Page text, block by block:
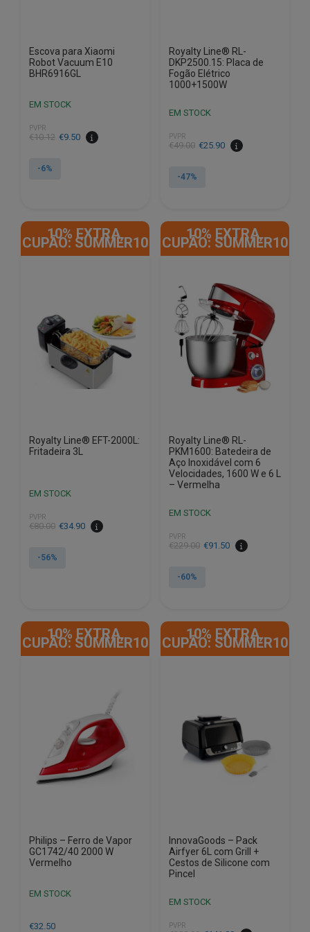
Escova para Xiaomi
Robot Vacuum E10
BHR6916GL
EM STOCK
PVPR
€10.12
O
original
€9.50
O
atual
-6%
Royalty Line® RL-
DKP2500.15: Placa de
Fogão Elétrico
1000+1500W
EM STOCK
PVPR
€49.00
O
original
€25.90
O
atual
-47%
10% EXTRA,
CUPÃO: SUMMER10
Royalty Line® EFT-2000L:
Fritadeira 3L
EM STOCK
PVPR
€80.00
O
original
€34.90
O
atual
-56%
10% EXTRA,
CUPÃO: SUMMER10
Royalty Line® RL-
PKM1600: Batedeira de
Aço Inoxidável com 6
Velocidades, 1600 W e 6 L
– Vermelha
EM STOCK
PVPR
€229.00
O
original
€91.50
O
atual
-60%
10% EXTRA,
CUPÃO: SUMMER10
Philips – Ferro de Vapor
GC1742/40 2000 W
Vermelho
EM STOCK
€32.50
10% EXTRA,
CUPÃO: SUMMER10
InnovaGoods – Pack
Airfyer 6L com Grill +
Cestos de Silicone com
Pincel
EM STOCK
PVPR